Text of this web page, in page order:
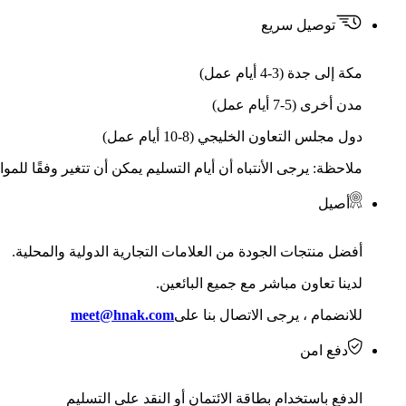
توصيل سريع
مكة إلى جدة (3-4 أيام عمل)
مدن أخرى (5-7 أيام عمل)
دول مجلس التعاون الخليجي (8-10 أيام عمل)
ملاحظة: يرجى الأنتباه أن أيام التسليم يمكن أن تتغير وفقًا
أصيل
أفضل منتجات الجودة من العلامات التجارية الدولية والمحلية.
لدينا تعاون مباشر مع جميع البائعين.
للانضمام ، يرجى الاتصال بنا علىmeet@hnak.com
دفع امن
الدفع باستخدام بطاقة الائتمان أو النقد على التسليم